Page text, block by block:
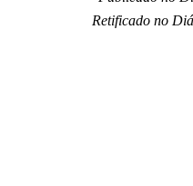
Retificado no